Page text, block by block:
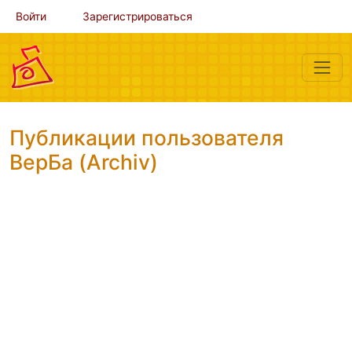
Войти Зарегистрироваться
Публикации пользователя
ВерБа (Archiv)